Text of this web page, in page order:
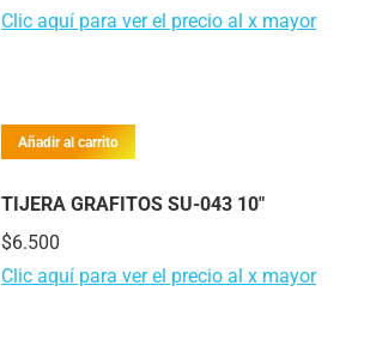
Clic aquí para ver el precio al x mayor
Añadir al carrito
TIJERA GRAFITOS SU-043 10"
$6.500
Clic aquí para ver el precio al x mayor